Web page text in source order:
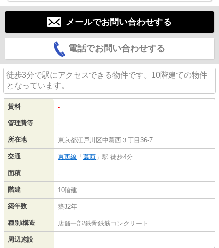
メールでお問い合わせする
電話でお問い合わせする
徒歩3分で駅にアクセスできる物件です。10階建ての物件
となっています。
賃料 -
管理費等 -
所在地 東京都江戸川区中葛西３丁目36-7
交通 東西線 「 葛西 」駅 徒歩4分
面積 -
階建 10階建
築年数 築32年
種別/構造 店舗一部/鉄骨鉄筋コンクリート
周辺施設